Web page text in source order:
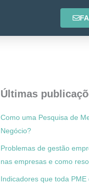
Últimas
Como uma Pesquisa de
Negócio?
Problemas de gestão
nas empresas e como
Indicadores que toda